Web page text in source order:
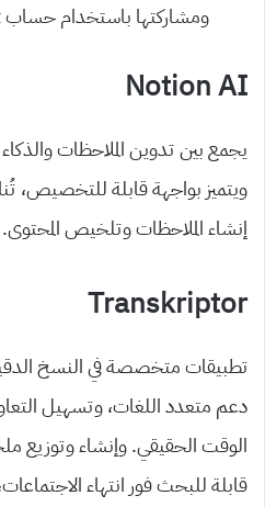
ومشاركتها باستخدام حساب Microsoft المجاني.
Notion AI
يجمع بين تدوين الملاحظات
ويتميز بواجهة قابلة للتخصيص،
إنشاء الملاحظات وتلخيص المحتوى.
Transkriptor
تطبيقات متخصصة في النسخ
دعم متعدد اللغات، وتسهيل
الوقت الحقيقي. وإنشاء
قابلة للبحث فور انتهاء